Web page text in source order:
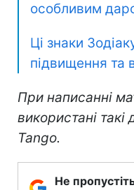
особливим
Ці знаки
підвищення та
При написанні
використані
Tango.
Не